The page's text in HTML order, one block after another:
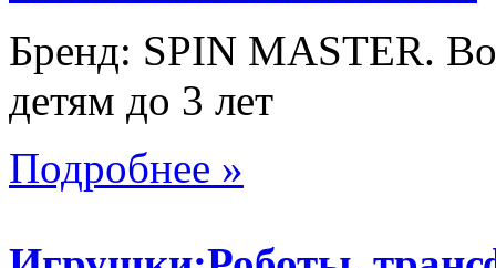
Бренд: SPIN MASTER.
детям до 3 лет
Подробнее »